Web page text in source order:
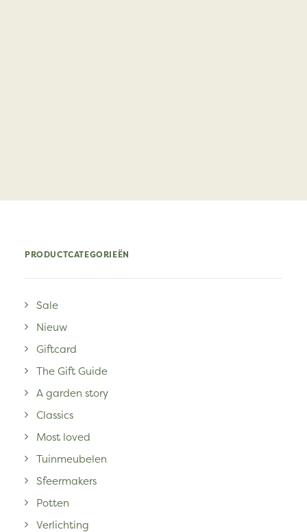
PRODUCTCATEGORIEËN
Sale
Nieuw
Giftcard
The Gift Guide
A garden story
Classics
Most loved
Tuinmeubelen
Sfeermakers
Potten
Verlichting